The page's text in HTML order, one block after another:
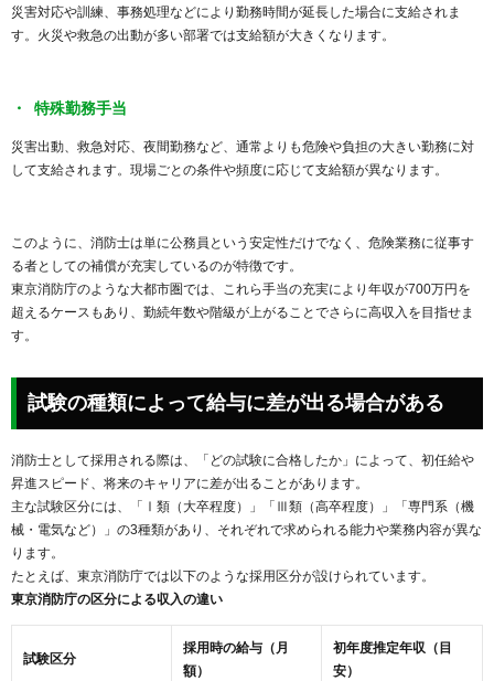
災害対応や訓練、事務処理などにより勤務時間が延長した場合に支給されま
す。火災や救急の出動が多い部署では支給額が大きくなります。
特殊勤務手当
災害出動、救急対応、夜間勤務など、通常よりも危険や負担の大きい勤務に対
して支給されます。現場ごとの条件や頻度に応じて支給額が異なります。
このように、消防士は単に公務員という安定性だけでなく、危険業務に従事す
る者としての補償が充実しているのが特徴です。
東京消防庁のような大都市圏では、これら手当の充実により年収が700万円を
超えるケースもあり、勤続年数や階級が上がることでさらに高収入を目指せま
す。
試験の種類によって給与に差が出る場合がある
消防士として採用される際は、「どの試験に合格したか」によって、初任給や
昇進スピード、将来のキャリアに差が出ることがあります。
主な試験区分には、「Ⅰ類（大卒程度）」「Ⅲ類（高卒程度）」「専門系（機
械・電気など）」の3種類があり、それぞれで求められる能力や業務内容が異な
ります。
たとえば、東京消防庁では以下のような採用区分が設けられています。
東京消防庁の区分による収入の違い
試験区分
採用時の給与（月
額）
初年度推定年収（目
安）